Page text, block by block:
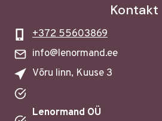
Kontakt
+372 55603869
info@lenormand.ee
Võru linn, Kuuse 3
Lenormand OÜ